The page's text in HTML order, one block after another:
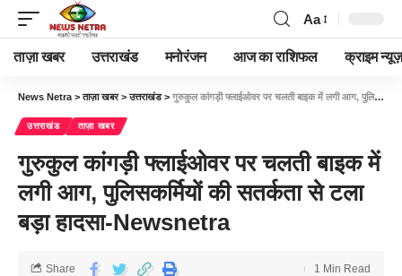
Aa
ताज़ा खबर उत्तराखंड मनोरंजन आज का राशिफल क्राइम न्यूज़
News Netra >ताज़ा खबर>उत्तराखंड> गुरुकुल कांगड़ी फ्लाईओवर पर चलती बाइक में लगी आग, पुलिसकर्मियों की सतर्कता से टला बड़ा हादसा-Newsnetra
उत्तराखंड ताज़ा खबर
गुरुकुल कांगड़ी फ्लाईओवर पर चलती बाइक में
लगी आग, पुलिसकर्मियों की सतर्कता से टला
बड़ा हादसा-Newsnetra
Share 1 Min Read